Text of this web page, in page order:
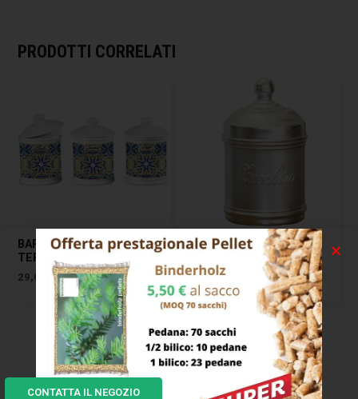
PRODOTTI CORRELATI
BARATTOLO CERAMICA
TERRE PZ 3 BELLINTAVOLA
29,00 €
BARATTOLO ALLUMINIO
ZUCCHERO CM 10 H 12
OTTINETTI
15,00€
CONTATTA IL NEGOZIO